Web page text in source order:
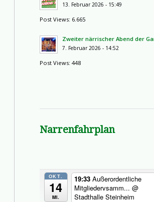
13. Februar 2026 - 15:49
Post Views: 6.665
Zweiter närrischer Abend der
7. Februar 2026 - 14:52
Post Views: 448
Narrenfahrplan
OKT.
14
Mi.
19:33 Außerordentliche
Mitgliedervsamm... @
Stadthalle Steinheim